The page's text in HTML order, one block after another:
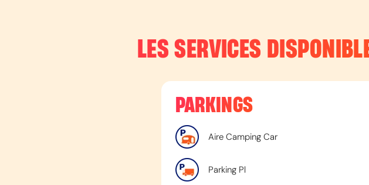
LES SERVICES
PARKINGS
Aire Camping Car
Parking Pl